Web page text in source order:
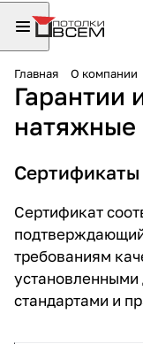
Главная О компании
Гарантии
натяжные
Сертификаты
Сертификат
требованиям
стандартами и